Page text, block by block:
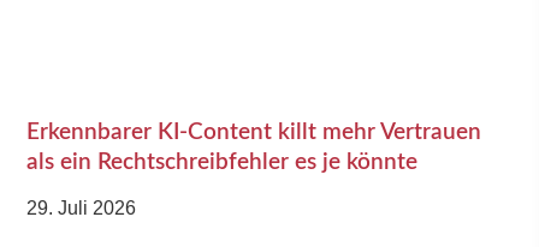
Erkennbarer KI-Content killt mehr Vertrauen
als ein Rechtschreibfehler es je könnte
29. Juli 2026